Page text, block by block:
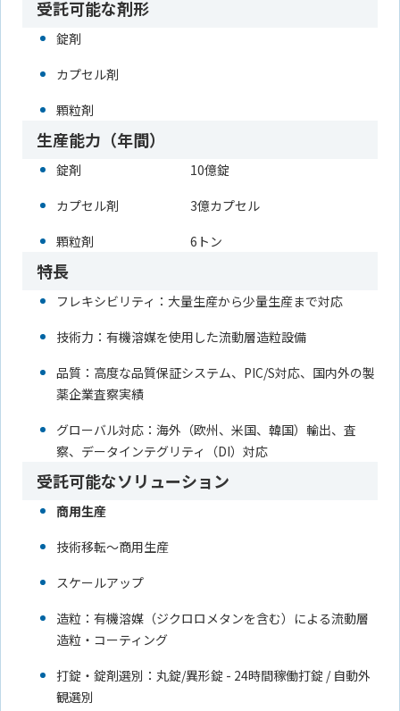
受託可能な剤形
錠剤
カプセル剤
顆粒剤
生産能力（年間）
錠剤
10億錠
カプセル剤
3億カプセル
顆粒剤
6トン
特長
フレキシビリティ：大量生産から少量生産まで対応
技術力：有機溶媒を使用した流動層造粒設備
品質：高度な品質保証システム、PIC/S対応、国内外の製
薬企業査察実績
グローバル対応：海外（欧州、米国、韓国）輸出、査
察、データインテグリティ（DI）対応
受託可能なソリューション
商用生産
技術移転～商用生産
スケールアップ
造粒：有機溶媒（ジクロロメタンを含む）による流動層
造粒・コーティング
打錠・錠剤選別：丸錠/異形錠 - 24時間稼働打錠 / 自動外
観選別